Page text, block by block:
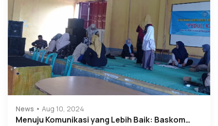
News Aug 10, 2024
Menuju Komunikasi yang Lebih Baik: Baskom…